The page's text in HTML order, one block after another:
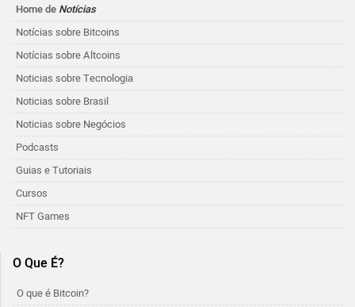
Home de Notícias
Notícias sobre Bitcoins
Notícias sobre Altcoins
Noticias sobre Tecnologia
Noticias sobre Brasil
Noticias sobre Negócios
Podcasts
Guias e Tutoriais
Cursos
NFT Games
O Que É?
O que é Bitcoin?